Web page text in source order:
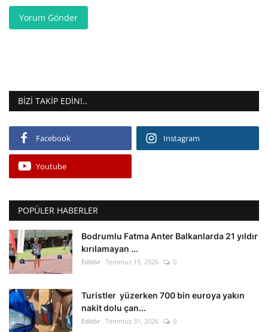
Yorum Gönder
BIZI TAKIP EDIN!..
Facebook Instagram
Youtube
POPÜLER HABERLER
Bodrumlu Fatma Anter Balkanlarda 21 yıldır
kırılamayan ...
Editör Temmuz 15, 2026 0
Turistler yüzerken 700 bin euroya yakın
nakit dolu çan...
Editör Temmuz 31, 2026 0